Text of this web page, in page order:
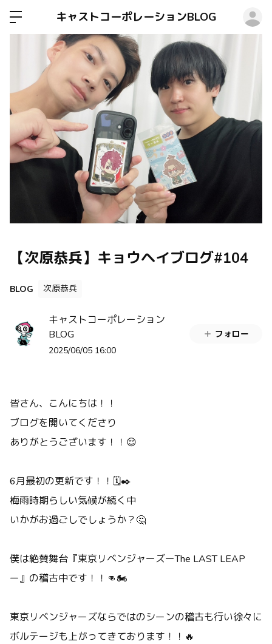
キャストコーポレーションBLOG
【次原恭兵】キョウヘイブログ#104
BLOG 次原恭兵
キャストコーポレーション
BLOG
2025/06/05 16:00
フォロー
皆さん、こんにちは！！
ブログを開いてくださり
ありがとうございます！！😌
6月最初の更新です！！🗓️✒️
梅雨時期らしい気候が続く中
いかがお過ごしでしょうか？🤔
僕は絶賛舞台『東京リベンジャーズーThe LAST LEAP
ー』の稽古中です！！👊🏍️
東京リベンジャーズならではのシーンの稽古も行い徐々に
ボルテージも上がってきております！！🔥